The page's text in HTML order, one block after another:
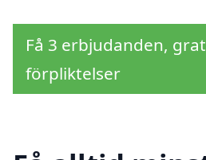
Få 3 erbjudanden,
förpliktelser